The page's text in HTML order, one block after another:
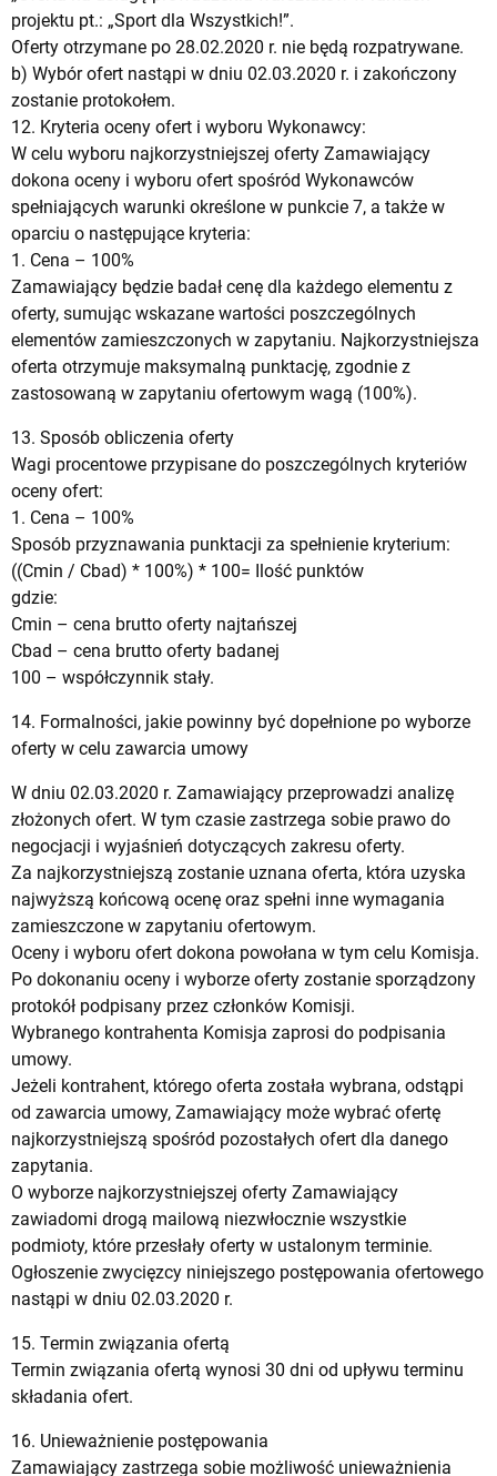
projektu pt.: „Sport dla Wszystkich!”.
Oferty otrzymane po 28.02.2020 r. nie będą rozpatrywane.
b) Wybór ofert nastąpi w dniu 02.03.2020 r. i zakończony
zostanie protokołem.
12. Kryteria oceny ofert i wyboru Wykonawcy:
W celu wyboru najkorzystniejszej oferty Zamawiający
dokona oceny i wyboru ofert spośród Wykonawców
spełniających warunki określone w punkcie 7, a także w
oparciu o następujące kryteria:
1. Cena – 100%
Zamawiający będzie badał cenę dla każdego elementu z
oferty, sumując wskazane wartości poszczególnych
elementów zamieszczonych w zapytaniu. Najkorzystniejsza
oferta otrzymuje maksymalną punktację, zgodnie z
zastosowaną w zapytaniu ofertowym wagą (100%).
13. Sposób obliczenia oferty
Wagi procentowe przypisane do poszczególnych kryteriów
oceny ofert:
1. Cena – 100%
Sposób przyznawania punktacji za spełnienie kryterium:
((Cmin / Cbad) * 100%) * 100= Ilość punktów
gdzie:
Cmin – cena brutto oferty najtańszej
Cbad – cena brutto oferty badanej
100 – współczynnik stały.
14. Formalności, jakie powinny być dopełnione po wyborze
oferty w celu zawarcia umowy
W dniu 02.03.2020 r. Zamawiający przeprowadzi analizę
złożonych ofert. W tym czasie zastrzega sobie prawo do
negocjacji i wyjaśnień dotyczących zakresu oferty.
Za najkorzystniejszą zostanie uznana oferta, która uzyska
najwyższą końcową ocenę oraz spełni inne wymagania
zamieszczone w zapytaniu ofertowym.
Oceny i wyboru ofert dokona powołana w tym celu Komisja.
Po dokonaniu oceny i wyborze oferty zostanie sporządzony
protokół podpisany przez członków Komisji.
Wybranego kontrahenta Komisja zaprosi do podpisania
umowy.
Jeżeli kontrahent, którego oferta została wybrana, odstąpi
od zawarcia umowy, Zamawiający może wybrać ofertę
najkorzystniejszą spośród pozostałych ofert dla danego
zapytania.
O wyborze najkorzystniejszej oferty Zamawiający
zawiadomi drogą mailową niezwłocznie wszystkie
podmioty, które przesłały oferty w ustalonym terminie.
Ogłoszenie zwycięzcy niniejszego postępowania ofertowego
nastąpi w dniu 02.03.2020 r.
15. Termin związania ofertą
Termin związania ofertą wynosi 30 dni od upływu terminu
składania ofert.
16. Unieważnienie postępowania
Zamawiający zastrzega sobie możliwość unieważnienia